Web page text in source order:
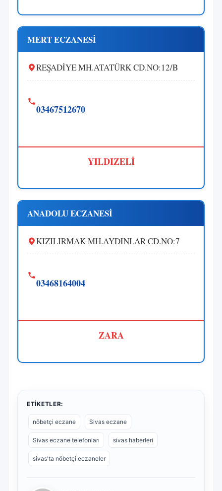
MERT ECZANESİ
REŞADİYE MH.ATATÜRK CD.NO:12/B
03467512670
YILDIZELİ
ANADOLU ECZANESİ
KIZILIRMAK MH.AYDINLAR CD.NO:7
03468164004
ZARA
ETIKETLER:
nöbetçi eczane Sivas eczane
Sivas eczane telefonları sivas haberleri
sivas'ta nöbetçi eczaneler